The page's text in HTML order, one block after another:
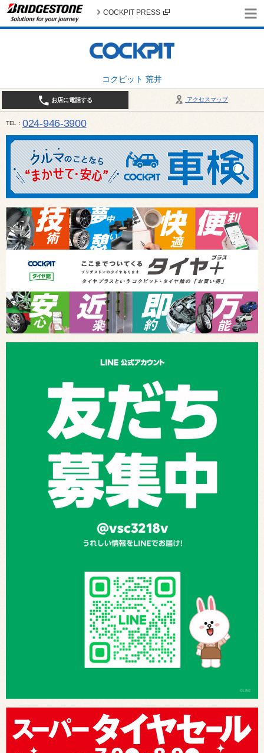
コクピット 荒井
COCKPIT PRESS
アクセスマップ
お店に電話する
TEL 024-946-3900
平日 9:30～19:00 日・祝日 9:30～18:00 / 定休日：毎週火曜日・繁忙期（4月・12月）を除
ご確認ください。